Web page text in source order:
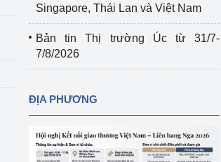
Singapore, Thái Lan và Việt Nam
Bản tin Thị trường Úc từ 31/7-
7/8/2026
ĐỊA PHƯƠNG